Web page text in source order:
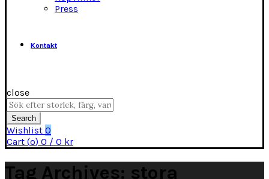
Press
Kontakt
close
Search
for:
Search
Wishlist 0
Cart (o) 0 / 0 kr
Tag Archives: stora